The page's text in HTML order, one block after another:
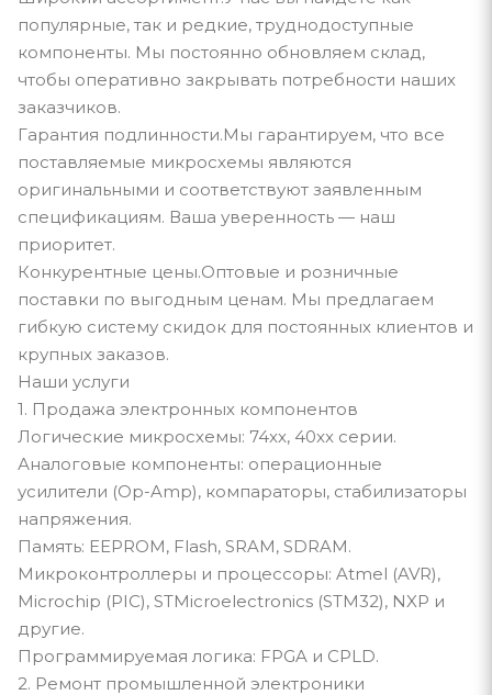
популярные, так и редкие, труднодоступные
компоненты. Мы постоянно обновляем склад,
чтобы оперативно закрывать потребности наших
заказчиков.
Гарантия подлинности.Мы гарантируем, что все
поставляемые микросхемы являются
оригинальными и соответствуют заявленным
спецификациям. Ваша уверенность — наш
приоритет.
Конкурентные цены.Оптовые и розничные
поставки по выгодным ценам. Мы предлагаем
гибкую систему скидок для постоянных клиентов и
крупных заказов.
Наши услуги
1. Продажа электронных компонентов
Логические микросхемы: 74xx, 40xx серии.
Аналоговые компоненты: операционные
усилители (Op-Amp), компараторы, стабилизаторы
напряжения.
Память: EEPROM, Flash, SRAM, SDRAM.
Микроконтроллеры и процессоры: Atmel (AVR),
Microchip (PIC), STMicroelectronics (STM32), NXP и
другие.
Программируемая логика: FPGA и CPLD.
2. Ремонт промышленной электроники